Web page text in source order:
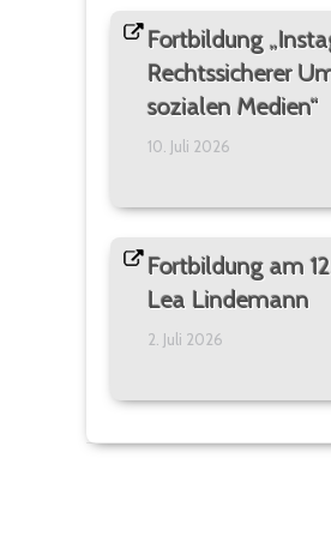
Fortbildung
Rechtssicherer
sozialen Medien“
10. Juli 2026
Fortbildung am
Lea Lindemann
2. Juli 2026